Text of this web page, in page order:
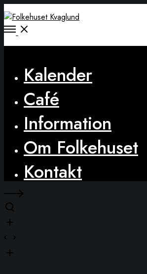
Open
Kalender
Café
Information
Om Folkehuset
Kontakt